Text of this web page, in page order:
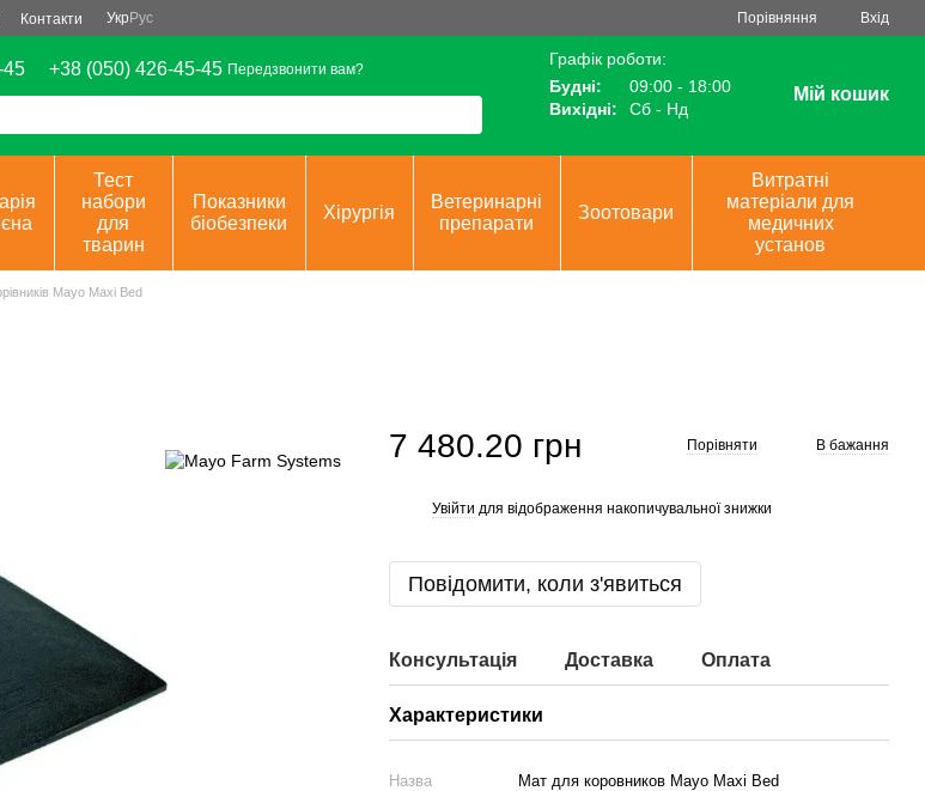
Контакти Укр Рус Порівняння Вхід
45 +38 (050) 426-45-45 Передзвонити вам?
Графік роботи:
Будні:
09:00 - 18:00
Вихідні:
Сб - Нд
Мій кошик
Тест
набори
для
тварин
Показники
біобезпеки
Хірургія
Ветеринарні
препарати
Зоотовари
Витратні
матеріали для
медичних
установ
Mayo Maxi Bed
7 480.20 грн Порівняти В бажання
Увійти для відображення накопичувальної знижки
Повідомити, коли з'явиться
Консультація Доставка Оплата
Характеристики
Назва
Мат для коровников Mayo Maxi Bed